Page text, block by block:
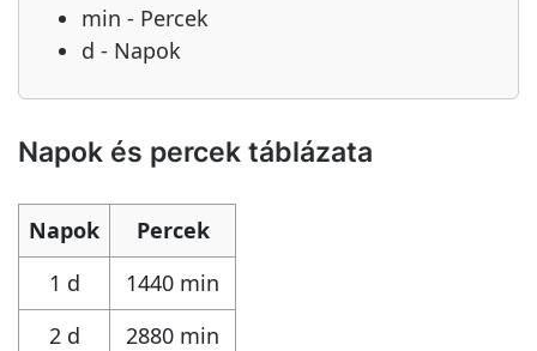
min - Percek
d - Napok
Napok és percek táblázata
Napok
Percek
1 d
1440 min
2 d
2880 min